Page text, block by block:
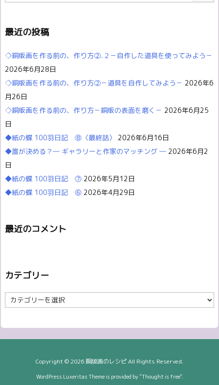
最近の投稿
◇銅版画を作る前の、作り方②₋２－自作した道具を使ってみよう－
2026年6月28日
◇銅版画を作る前の、作り方②－道具を自作してみよう－ 2026年6
月26日
◇銅版画を作る前の、作り方－銅版の表面を磨く－ 2026年6月25
日
◆紙の蝶 100羽日記 ⓼〈最終話〉
2026年6月16日
◆誰が決める？― ギャラリーと作家のマッチング ― 2026年6月2
日
◆紙の蝶 100羽日記 ⓻ 2026年5月12日
◆紙の蝶 100羽日記 ⓺ 2026年4月29日
最近のコメント
カテゴリー
カ
テ
リ
Copyright ©2026銅版画のレシピAll Rights Reserved.
WordPress Luxeritas Theme is provided by "Thought is free".